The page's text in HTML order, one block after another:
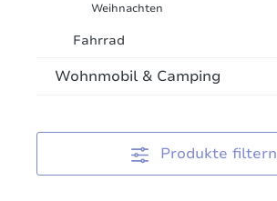
Weihnachten
Fahrrad
Wohnmobil & Camping
Produkte filtern